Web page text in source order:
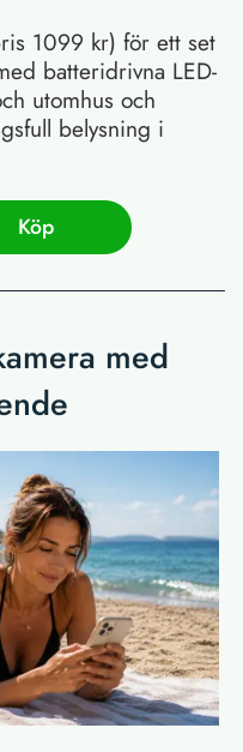
1099 kr) för ett set
batteridrivna LED-
utomhus och
belysning i
Köp
med